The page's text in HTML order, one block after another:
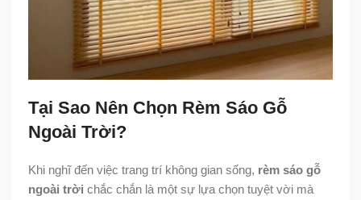
Tại Sao Nên Chọn Rèm Sáo Gỗ
Ngoài Trời?
Khi nghĩ đến việc trang trí không gian sống, rèm sáo gỗ
ngoài trời chắc chắn là một sự lựa chọn tuyệt vời mà